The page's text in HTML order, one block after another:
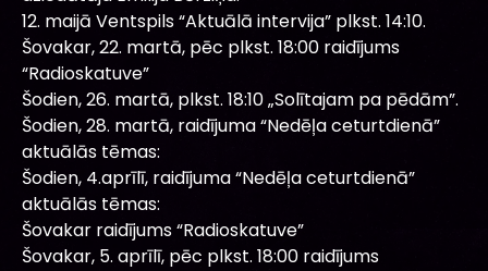
12. maijā Ventspils “Aktuālā intervija” plkst. 14:10.
Šovakar, 22. martā, pēc plkst. 18:00 raidījums
“Radioskatuve”
Šodien, 26. martā, plkst. 18:10 „Solītajam pa pēdām”.
Šodien, 28. martā, raidījuma “Nedēļa ceturtdienā”
aktuālās tēmas:
Šodien, 4.aprīlī, raidījuma “Nedēļa ceturtdienā”
aktuālās tēmas:
Šovakar raidījums “Radioskatuve”
Šovakar, 5. aprīlī, pēc plkst. 18:00 raidījums